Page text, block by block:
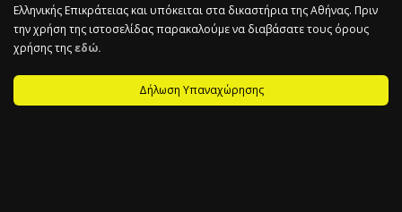
Ελληνικής Επικράτειας και υπόκειται στα δικαστήρια της Αθήνας. Πριν
την χρήση της ιστοσελίδας παρακαλούμε να διαβάσατε τους όρους
χρήσης τηςεδώ.
Δήλωση Υπαναχώρησης